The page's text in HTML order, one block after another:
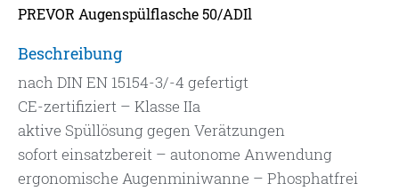
PREVOR Augenspülflasche 50/ADIl
Beschreibung
nach DIN EN 15154-3/-4 gefertigt
CE-zertifiziert – Klasse IIa
aktive Spüllösung gegen Verätzungen
sofort einsatzbereit – autonome Anwendung
ergonomische Augenminiwanne – Phosphatfrei